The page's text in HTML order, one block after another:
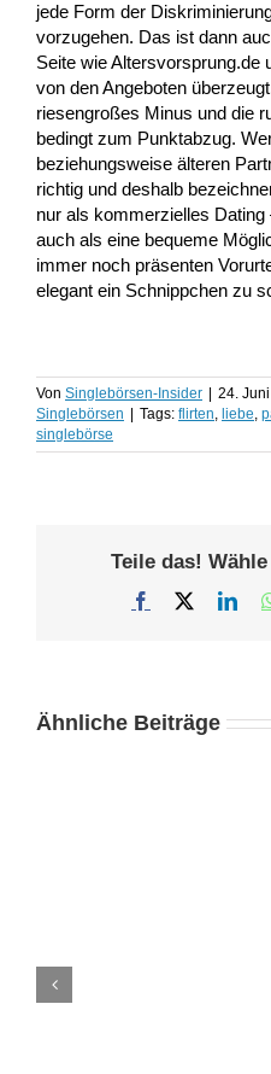
jede Form der
vorzugehen. Das ist dann
Seite wie Altersvorsprung.de
von den Angeboten
riesengroßes Minus und die
bedingt zum Punktabzug.
beziehungsweise älteren
richtig und deshalb
nur als kommerzielles
auch als eine bequeme
immer noch präsenten
elegant ein Schnippchen zu
Von Singlebörsen-Insider 24.
Singlebörsen
Tags: flirten, liebe,
singlebörse
Teile das!
Facebook
Ähnliche Beiträge